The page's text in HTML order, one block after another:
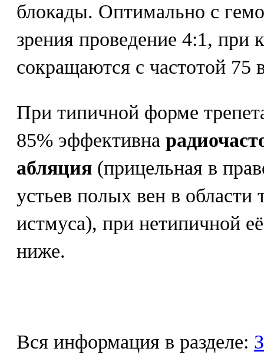
блокады. Оптимально с
зрения проведение 4:1, при
сокращаются с частотой 75
При типичной форме
85% эффективна
абляция (прицельная в
устьев полых вен в области
истмуса), при нетипичной
ниже.
Вся информация в разделе: